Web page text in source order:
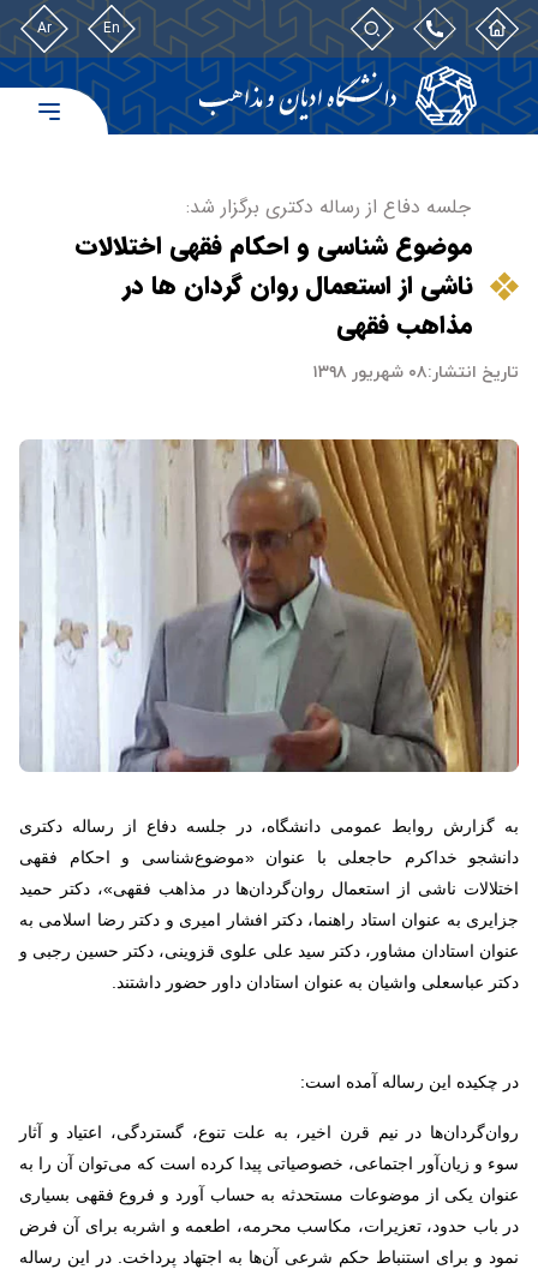
En
Ar
جلسه دفاع از رساله دکتری برگزار شد:
موضوع شناسی و احکام فقهی اختلالات
ناشی از استعمال روان گردان ها در
مذاهب فقهی
تاریخ انتشار:۰۸ شهریور ۱۳۹۸
به گزارش روابط عمومی دانشگاه، در جلسه دفاع از رساله دکتری
دانشجو خداکرم حاجعلی با عنوان «موضوع‌شناسی و احکام فقهی
اختلالات ناشی از استعمال روان‌گردان‌ها در مذاهب فقهی»، دکتر حمید
جزایری به عنوان استاد راهنما، دکتر افشار امیری و دکتر رضا اسلامی به
عنوان استادان مشاور، دکتر سید علی علوی قزوینی، دکتر حسین رجبی و
دکتر عباسعلی واشیان به عنوان استادان داور حضور داشتند.
در چکیده این رساله آمده است:
روان‌گردان‌ها در نیم قرن اخیر، به علت تنوع، گستردگی، اعتیاد و آثار
سوء و زیان‌آور اجتماعی، خصوصیاتی پیدا کرده است که می‌توان آن را به
عنوان یکی از موضوعات مستحدثه به حساب آورد و فروع فقهی بسیاری
در باب حدود، تعزیرات، مکاسب محرمه، اطعمه و اشربه برای آن فرض
نمود و برای استنباط حکم شرعی آن‌ها به اجتهاد پرداخت. در این رساله